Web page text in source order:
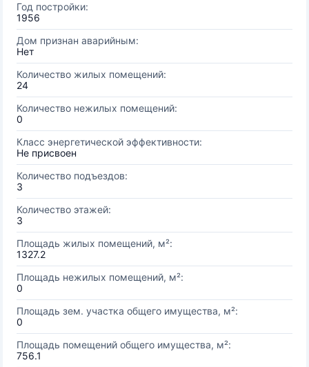
Год постройки:
1956
Дом признан аварийным:
Нет
Количество жилых помещений:
24
Количество нежилых помещений:
0
Класс энергетической эффективности:
Не присвоен
Количество подъездов:
3
Количество этажей:
3
Площадь жилых помещений, м²:
1327.2
Площадь нежилых помещений, м²:
0
Площадь зем. участка общего имущества, м²:
0
Площадь помещений общего имущества, м²:
756.1